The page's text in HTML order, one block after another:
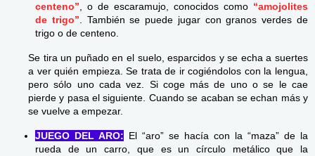
centeno”, o de escaramujo, conocidos como “amojolites
de trigo”. También se puede jugar con granos verdes de
trigo o de centeno.
Se tira un puñado en el suelo, esparcidos y se echa a suertes
a ver quién empieza. Se trata de ir cogiéndolos con la lengua,
pero sólo uno cada vez. Si coge más de uno o se le cae
pierde y pasa el siguiente. Cuando se acaban se echan más y
se vuelve a empezar.
JUEGO DEL ARO: El “aro” se hacía con la “maza” de la
rueda de un carro, que es un círculo metálico que la